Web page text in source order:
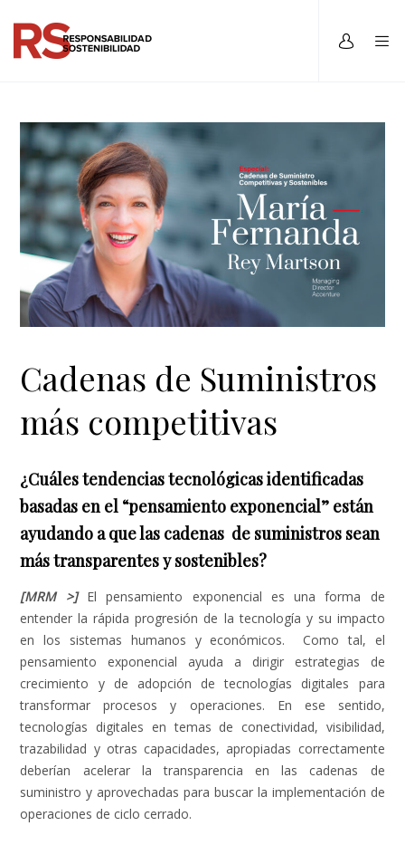
Cadenas de Suministros
más competitivas
¿Cuáles tendencias tecnológicas identificadas
basadas en el “pensamiento exponencial” están
ayudando a que las cadenas de suministros sean
más transparentes y sostenibles?
[MRM >] El pensamiento exponencial es una forma de
entender la rápida progresión de la tecnología y su impacto
en los sistemas humanos y económicos. Como tal, el
pensamiento exponencial ayuda a dirigir estrategias de
crecimiento y de adopción de tecnologías digitales para
transformar procesos y operaciones. En ese sentido,
tecnologías digitales en temas de conectividad, visibilidad,
trazabilidad y otras capacidades, apropiadas correctamente
deberían acelerar la transparencia en las cadenas de
suministro y aprovechadas para buscar la implementación de
operaciones de ciclo cerrado.